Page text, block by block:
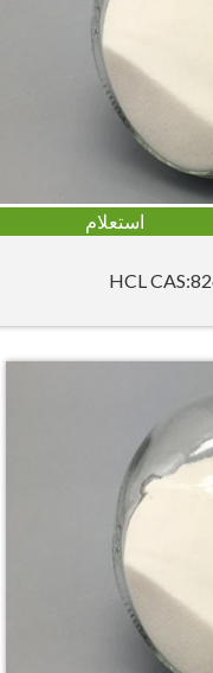
استعلام